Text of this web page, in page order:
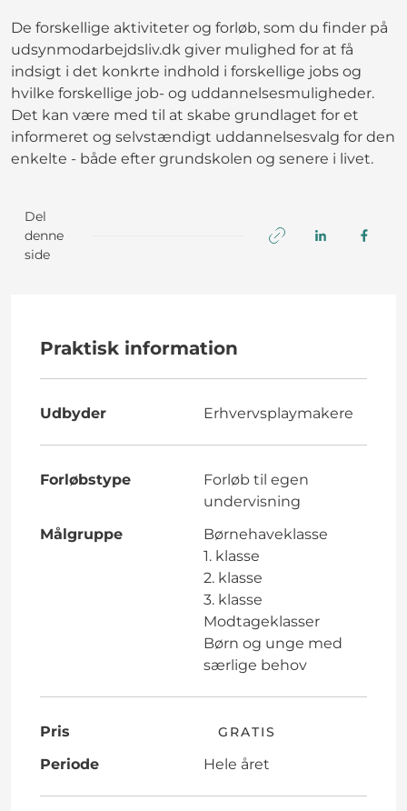
De forskellige aktiviteter og forløb, som du finder på
udsynmodarbejdsliv.dk giver mulighed for at få
indsigt i det konkrte indhold i forskellige jobs og
hvilke forskellige job- og uddannelsesmuligheder.
Det kan være med til at skabe grundlaget for et
informeret og selvstændigt uddannelsesvalg for den
enkelte - både efter grundskolen og senere i livet.
Del
denne
side
Praktisk information
Udbyder Erhvervsplaymakere
Forløbstype
Forløb til egen
undervisning
Målgruppe
Børnehaveklasse
1. klasse
2. klasse
3. klasse
Modtageklasser
Børn og unge med
særlige behov
Pris GRATIS
Periode Hele året